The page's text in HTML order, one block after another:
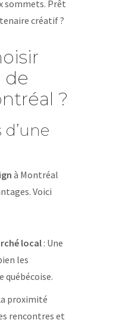
sommets. Prêt
créatif ?
de
?
à Montréal
Voici
local: Une
les
québécoise.
proximité
rencontres et